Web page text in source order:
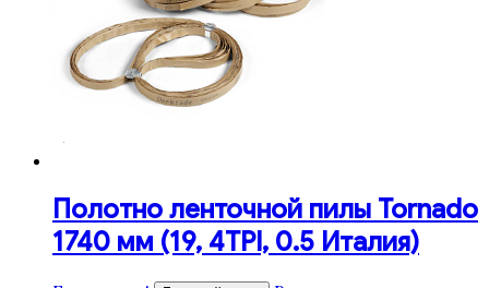
Полотно ленточной пилы Tornado
1740 мм (19, 4TPI, 0.5 Италия)